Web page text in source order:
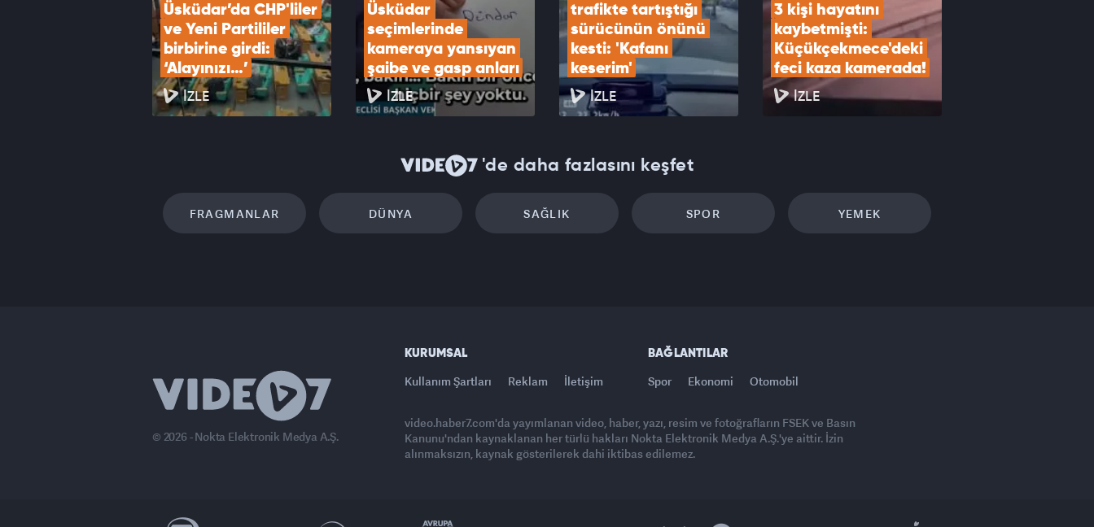
Üsküdar’da CHP'liler
ve Yeni Partililer
birbirine girdi:
‘Alayınızı…’
İZLE
Üsküdar
seçimlerinde
kameraya yansıyan
şaibe ve gasp anları
İZLE
trafikte tartıştığı
sürücünün önünü
kesti: 'Kafanı
keserim'
İZLE
3 kişi hayatını
kaybetmişti:
Küçükçekmece'deki
feci kaza kamerada!
İZLE
'de daha fazlasını keşfet
FRAGMANLAR DÜNYA SAĞLIK SPOR YEMEK
© 2026 - Nokta Elektronik Medya A.Ş.
KURUMSAL
Kullanım Şartları Reklam İletişim
BAĞLANTILAR
Spor Ekonomi Otomobil
video.haber7.com'da yayımlanan video, haber, yazı, resim ve fotoğrafların FSEK ve Basın
Kanunu'ndan kaynaklanan her türlü hakları Nokta Elektronik Medya A.Ş.'ye aittir. İzin
alınmaksızın, kaynak gösterilerek dahi iktibas edilemez.